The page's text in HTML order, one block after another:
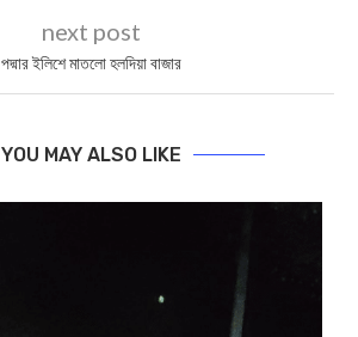
next post
পদ্মার ইলিশে মাতলো হলদিয়া বাজার
YOU MAY ALSO LIKE